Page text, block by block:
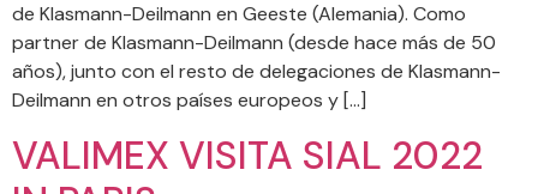
de Klasmann-Deilmann en Geeste (Alemania). Como
partner de Klasmann-Deilmann (desde hace más de 50
años), junto con el resto de delegaciones de Klasmann-
Deilmann en otros países europeos y […]
VALIMEX VISITA SIAL 2022